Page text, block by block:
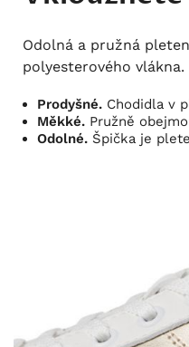
Odolná a pružná
polyesterového vlákna.
Prodyšné. Chodidla v
Měkké. Pružně
Odolné. Špička je